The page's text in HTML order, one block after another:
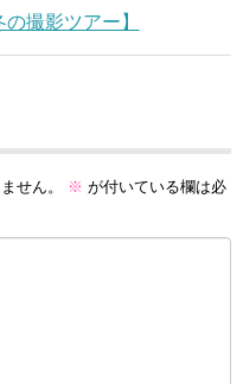
撮影ツアー】
せん。 ※ が付いている欄は必